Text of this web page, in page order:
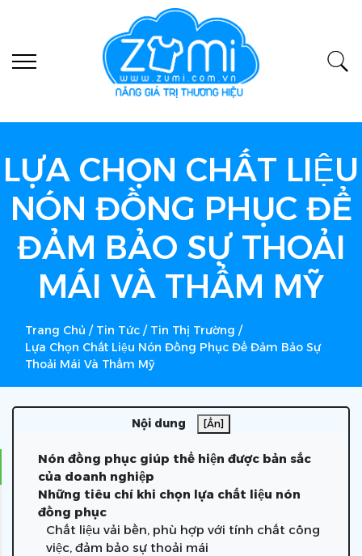
LỰA CHỌN CHẤT LIỆU
NÓN ĐỒNG PHỤC ĐỂ
ĐẢM BẢO SỰ THOẢI
MÁI VÀ THẨM MỸ
Trang Chủ / Tin Tức / Tin Thị Trường /
Lựa Chọn Chất Liệu Nón Đồng Phục Để Đảm Bảo Sự
Thoải Mái Và Thẩm Mỹ
Nội dung [Ẩn]
Nón đồng phục giúp thể hiện được bản sắc
của doanh nghiệp
Những tiêu chí khi chọn lựa chất liệu nón
đồng phục
Chất liệu vải bền, phù hợp với tính chất công
việc, đảm bảo sự thoải mái